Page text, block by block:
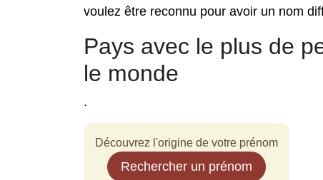
voulez être reconnu pour avoir un nom
Pays avec le plus de
le monde
.
Découvrez l'origine de votre prénom
Rechercher un prénom